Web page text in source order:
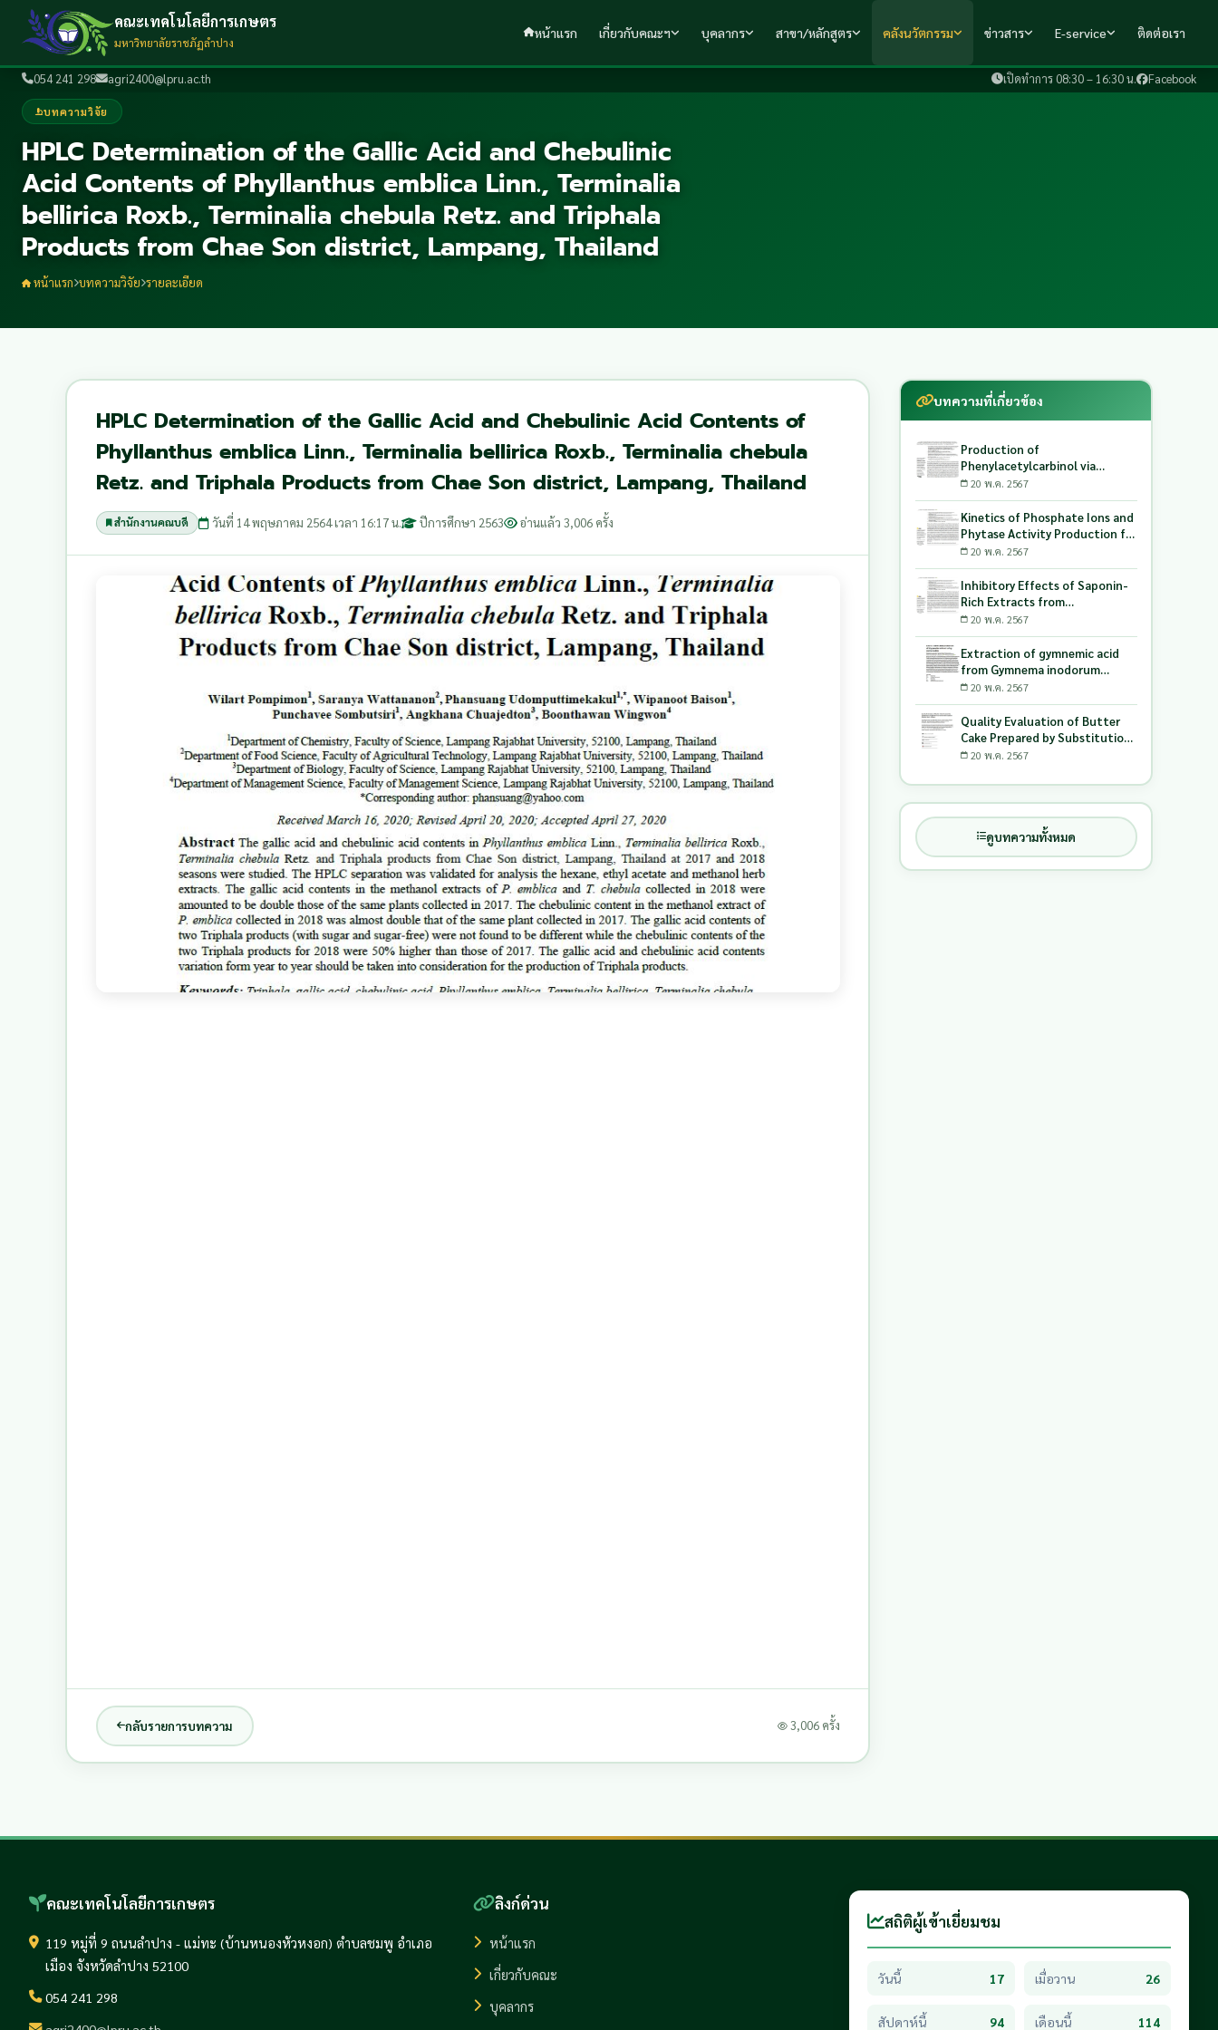
054 241 298 agri2400@lpru.ac.th เปิดทำการ 08:30 – 16:30 น. Facebook
คณะเทคโนโลยีการเกษตร
มหาวิทยาลัยราชภัฏลำปาง
หน้าแรก เกี่ยวกับคณะฯ บุคลากร สาขา/หลักสูตร คลังนวัตกรรม ข่าวสาร E-service ติดต่อเรา
บทความวิจัย
HPLC Determination of the Gallic Acid and Chebulinic
Acid Contents of Phyllanthus emblica Linn., Terminalia
bellirica Roxb., Terminalia chebula Retz. and Triphala
Products from Chae Son district, Lampang, Thailand
หน้าแรก บทความวิจัย รายละเอียด
HPLC Determination of the Gallic Acid and Chebulinic Acid Contents of
Phyllanthus emblica Linn., Terminalia bellirica Roxb., Terminalia chebula
Retz. and Triphala Products from Chae Son district, Lampang, Thailand
สำนักงานคณบดี วันที่ 14 พฤษภาคม 2564 เวลา 16:17 น. ปีการศึกษา 2563 อ่านแล้ว 3,006 ครั้ง
กลับรายการบทความ 3,006 ครั้ง
บทความที่เกี่ยวข้อง
Production of
Phenylacetylcarbinol via
Biotransformation Using the
Co-Culture of Candida
tropicalis TISTR 5306 and
Saccharomyces cerevisiae
TISTR 5606 as the Biocatalyst
20 พ.ค. 2567
Kinetics of Phosphate Ions and
Phytase Activity Production for
Lactic Acid-Producing Bacteria
Utilizing Milling and Whitening
Stages Rice Bran as Biopolymer
Substrates
20 พ.ค. 2567
Inhibitory Effects of Saponin-
Rich Extracts from
Pouteriacambodiana against
Digestive Enzymes a-
Glucosidase and Pancreatic
Lipase
20 พ.ค. 2567
Extraction of gymnemic acid
from Gymnema inodorum
(Lour.) Decne. leaves and
production of dry powder
extract using maltodextrin
20 พ.ค. 2567
Quality Evaluation of Butter
Cake Prepared by Substitution
of Wheat Flour with Green
20 พ.ค. 2567
ดูบทความทั้งหมด
คณะเทคโนโลยีการเกษตร
119 หมู่ที่ 9 ถนนลำปาง - แม่ทะ (บ้านหนองหัวหงอก) ตำบลชมพู อำเภอ
เมือง จังหวัดลำปาง 52100
054 241 298
ลิงก์ด่วน
หน้าแรก
เกี่ยวกับคณะ
บุคลากร
สถิติผู้เข้าเยี่ยมชม
วันนี้ 17 เมื่อวาน 26
สัปดาห์นี้ 94 เดือนนี้ 114